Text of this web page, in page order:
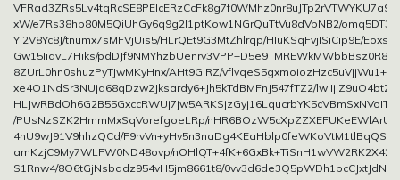
xW/e7Rs38hb80M5QiUhGy6q9g2l1ptKow1NGrQuTtVu8dVpNB2/
Yi2V8Yc8J/tnumx7sMFVjUis5/HLrQEt9G3MtZhlrqp/HIuKSqFvjISiCip9E/
Gw15IiqvL7Hiks/
8ZUrL0hn0shuzPyTJwMKyHnx/AHt9GiRZ/
xe4O1NdSr3NUjq68qDzw2Jksardy6+Jh5kTdBMFnJ547fTZ2/
/PUsNzSZK2HmmMxSqVorefgoeLRp/
4nU9wJ91V9hhzQCd/
amKzjC9My7WLFW0ND48ovp/
S1Rnw4/8O6tGjNsbqdz954vH5jm8661t8/